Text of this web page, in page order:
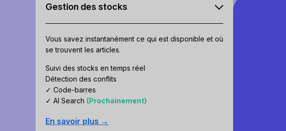
Gestion des stocks
Vous savez instantanément ce qui est disponible et où
se trouvent les articles.
Suivi des stocks en temps réel
Détection des conflits
✓ Code-barres
✓ AI Search (Prochainement)
En savoir plus →